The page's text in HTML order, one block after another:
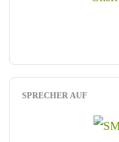
SPRECHER AUF